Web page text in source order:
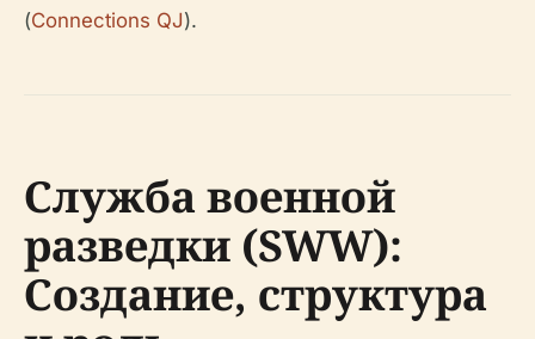
(Connections QJ).
Служба военной
разведки (SWW):
Создание, структура